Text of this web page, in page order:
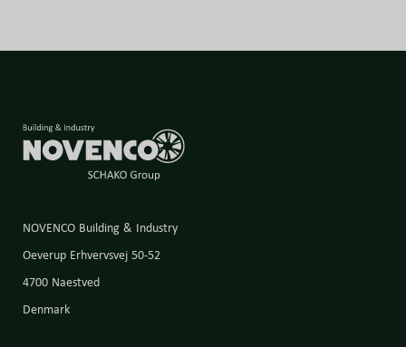
NOVENCO Building & Industry
Oeverup Erhvervsvej 50-52
4700 Naestved
Denmark